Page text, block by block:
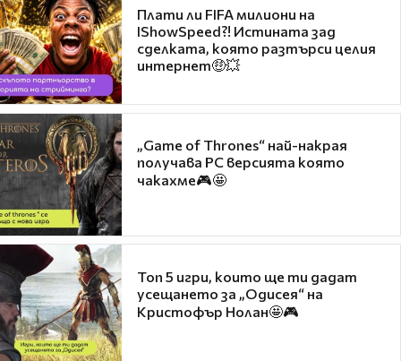
Плати ли FIFA милиони на
IShowSpeed?! Истината зад
сделката, която разтърси целия
интернет🤑💥
„Game of Thrones“ най-накрая
получава PC версията която
чакахме🎮🤩
Топ 5 игри, които ще ти дадат
усещането за „Одисея“ на
Кристофър Нолан🤩🎮